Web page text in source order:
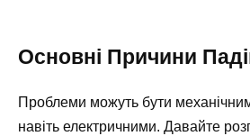
Основні Причини
Проблеми можуть бути
навіть електричними. Давайте